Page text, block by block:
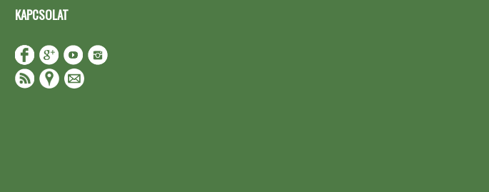
KAPCSOLAT